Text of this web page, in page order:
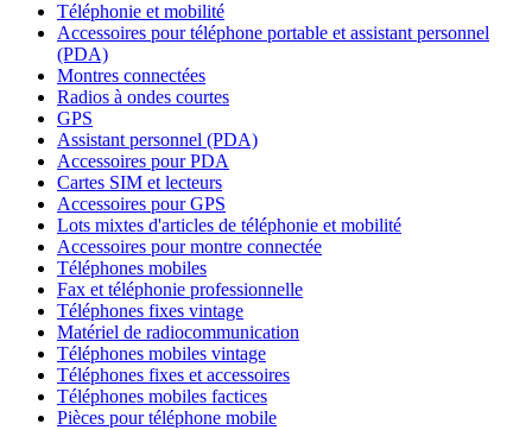
Téléphonie et mobilité
Accessoires pour téléphone portable et assistant personnel
(PDA)
Montres connectées
Radios à ondes courtes
GPS
Assistant personnel (PDA)
Accessoires pour PDA
Cartes SIM et lecteurs
Accessoires pour GPS
Lots mixtes d'articles de téléphonie et mobilité
Accessoires pour montre connectée
Téléphones mobiles
Fax et téléphonie professionnelle
Téléphones fixes vintage
Matériel de radiocommunication
Téléphones mobiles vintage
Téléphones fixes et accessoires
Téléphones mobiles factices
Pièces pour téléphone mobile